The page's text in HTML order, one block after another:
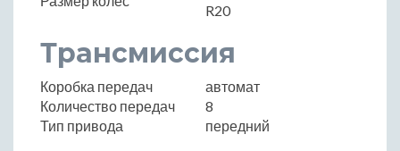
R20
Трансмиссия
Коробка передач
автомат
Количество передач
8
Тип привода
передний